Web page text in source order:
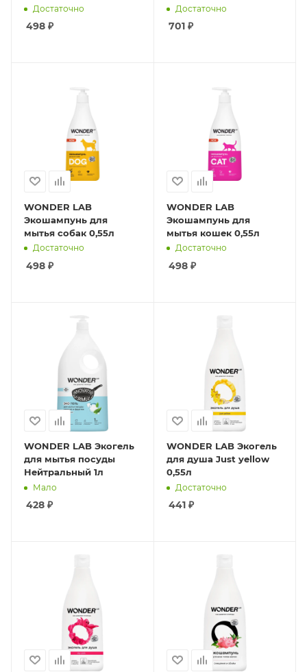
фрукты 0,55л
Достаточно
498 ₽
Достаточно
701₽
WONDER LAB
Экошампунь для
мытья собак 0,55л
Достаточно
498 ₽
WONDER LAB
Экошампунь для
мытья кошек 0,55л
Достаточно
498₽
WONDER LAB Экогель
для мытья посуды
Нейтральный 1л
Мало
428 ₽
WONDER LAB Экогель
для душа Just yellow
0,55л
Достаточно
441₽